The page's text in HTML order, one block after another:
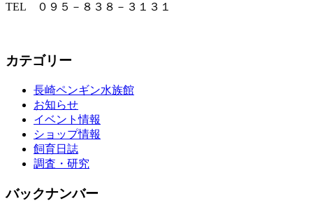
TEL ０９５－８３８－３１３１
カテゴリー
長崎ペンギン水族館
お知らせ
イベント情報
ショップ情報
飼育日誌
調査・研究
バックナンバー